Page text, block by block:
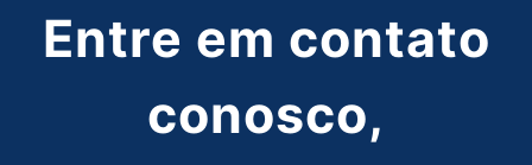
Entre em contato
conosco,